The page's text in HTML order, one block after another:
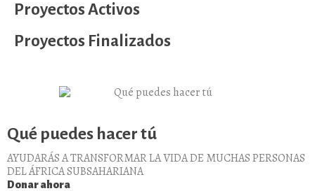
Proyectos Activos
Proyectos Finalizados
Qué puedes hacer tú
AYUDARÁS A TRANSFORMAR LA VIDA DE MUCHAS PERSONAS
DEL ÁFRICA SUBSAHARIANA
Donar ahora